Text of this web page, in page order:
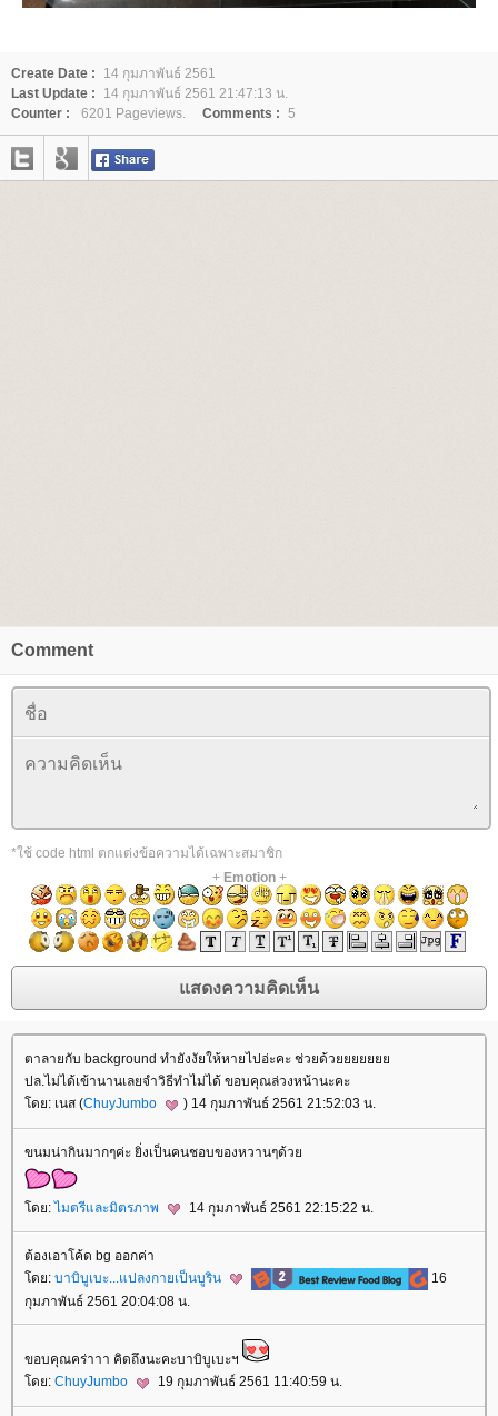
Create Date :
14 กุมภาพันธ์ 2561
Last Update :
14 กุมภาพันธ์ 2561 21:47:13 น.
Counter :
6201 Pageviews. Comments : 5
Comment
*ใช้ code html ตกแต่งข้อความได้เฉพาะสมาชิก
+ Emotion+
ตาลายกับ background ทำยังงัยให้หายไปอ่ะคะ ช่วยด้ว
ปล.ไม่ได้เข้านานเลยจำวิธีทำไม่ได้ ขอบคุณล่วงหน้านะคะ
ดย: เนส (ChuyJumbo ) 14 กุมภาพันธ์ 2561 21:52:03 น.
ขนมน่ากินมากๆค่ะ ยิ่งเป็นคนชอบของหวานๆด้ว
ดย:ไมตรีและมิตรภาพ 14 กุมภาพันธ์ 2561 22:15:22 น.
ต้องเอาโค้ด bg ออกค่า
ดย: บาบิบูเบะ...แปลงกายเป็นบูริน
16
กุมภาพันธ์ 2561 20:04:08 น.
ขอบคุณคร่าาา คิดถึงนะคะบาบิบูเบะฯ
ดย: ChuyJumbo 19 กุมภาพันธ์ 2561 11:40:59 น.